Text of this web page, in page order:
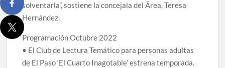
solventarla”, sostiene la concejala del Área, Teresa
Hernández.
Programación Octubre 2022
• El Club de Lectura Temático para personas adultas
de El Paso ‘El Cuarto Inagotable’ estrena temporada.